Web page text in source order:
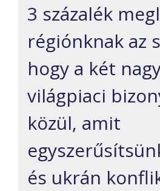
3 százalék
régiónknak az
hogy a két
világpiaci
közül, amit
és ukrán